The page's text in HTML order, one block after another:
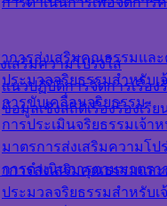
การส่งเสริมคุณธรรมและ
ประมวลจริยธรรมสำหรับเ
การขับเคลื่อนจริยธรรม
การประเมินจริยธรรมเจ้า
มาตรการส่งเสริมความโ
การดำเนินการตามมาตร
เสริมความโปร่งใส
แนวปฏิบัติการจัดการเรื่อ
ข้อมูลเชิงสถิติเรื่องร้องเรี
การส่งเสริมคุณธรรมแล
ประมวลจริยธรรมสำหรับเ
รองข้อมูลส่วนบุคคล และก
ความมั่นคงปลอดภัยเว็บไ
ศบาลตำบลปากพะยูน.